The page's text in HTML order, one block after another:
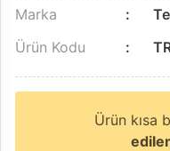
Marka
Ürün Kodu
Ürün kısa